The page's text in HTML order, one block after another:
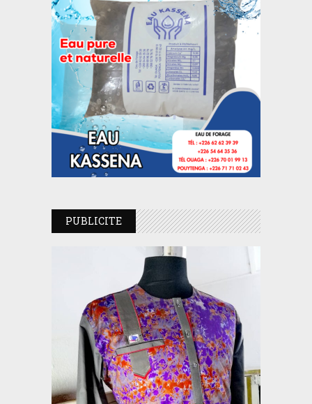
PUBLICITE